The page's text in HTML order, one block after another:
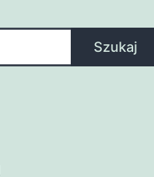
Szukaj